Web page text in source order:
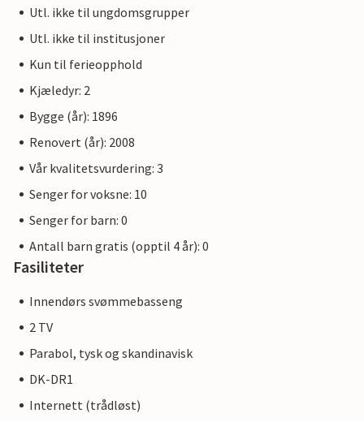
Utl. ikke til ungdomsgrupper
Utl. ikke til institusjoner
Kun til ferieopphold
Kjæledyr: 2
Bygge (år): 1896
Renovert (år): 2008
Vår kvalitetsvurdering: 3
Senger for voksne: 10
Senger for barn: 0
Antall barn gratis (opptil 4 år): 0
Fasiliteter
Innendørs svømmebasseng
2 TV
Parabol, tysk og skandinavisk
DK-DR1
Internett (trådløst)